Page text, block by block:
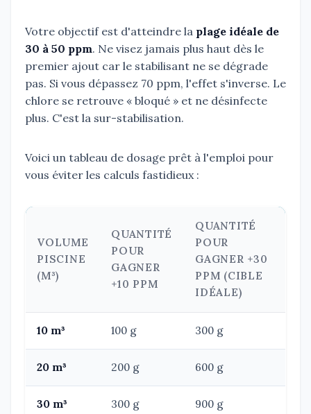
Votre objectif est d'atteindre la plage idéale de
30 à 50 ppm. Ne visez jamais plus haut dès le
premier ajout car le stabilisant ne se dégrade
pas. Si vous dépassez 70 ppm, l'effet s'inverse. Le
chlore se retrouve « bloqué » et ne désinfecte
plus. C'est la sur-stabilisation.
Voici un tableau de dosage prêt à l'emploi pour
vous éviter les calculs fastidieux :
VOLUME
PISCINE
(M³)
QUANTITÉ
POUR
GAGNER
+10 PPM
QUANTITÉ
POUR
GAGNER +30
PPM (CIBLE
IDÉALE)
10 m³ 100 g 300 g
20 m³ 200 g 600 g
30 m³ 300 g 900 g